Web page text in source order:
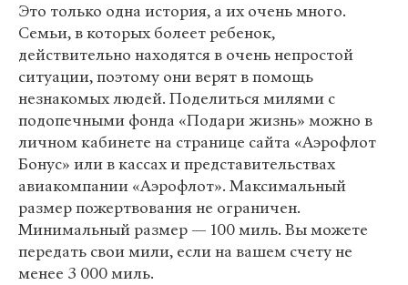
Это только одна история, а их очень много.
Семьи, в которых болеет ребенок,
действительно находятся в очень непростой
ситуации, поэтому они верят в помощь
незнакомых людей. Поделиться милями с
подопечными фонда «Подари жизнь» можно в
личном кабинете на странице сайта «Аэрофлот
Бонус» или в кассах и представительствах
авиакомпании «Аэрофлот». Максимальный
размер пожертвования не ограничен.
Минимальный размер — 100 миль. Вы можете
передать свои мили, если на вашем счету не
менее 3 000 миль.